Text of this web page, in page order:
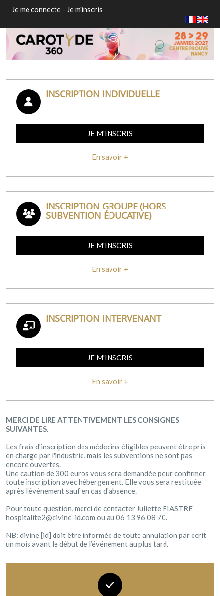
Je me connecte - Je m'inscris
INSCRIPTION INDIVIDUELLE
JE M'INSCRIS
En savoir +
INSCRIPTION GROUPE (HORS
SUBVENTION ÉDUCATIVE)
JE M'INSCRIS
En savoir +
INSCRIPTION INTERVENANT
JE M'INSCRIS
En savoir +
MERCI DE LIRE ATTENTIVEMENT LES CONSIGNES
SUIVANTES.
Les frais d'inscription des médecins éligibles peuvent être pris
en charge par l'industrie, mais les subventions ne sont pas
encore ouvertes.
Une caution de 300 euros vous sera demandée pour confirmer
toute inscription avec hébergement. Elle vous sera restituée
après l'événement sauf en cas d'absence.
Pour toute question, merci de contacter Juliette FIASTRE
hospitalite2@divine-id.com ou au 06 13 96 08 70.
NB: divine [id] doit être informée de toute annulation par écrit
un mois avant le début de l’événement au plus tard.